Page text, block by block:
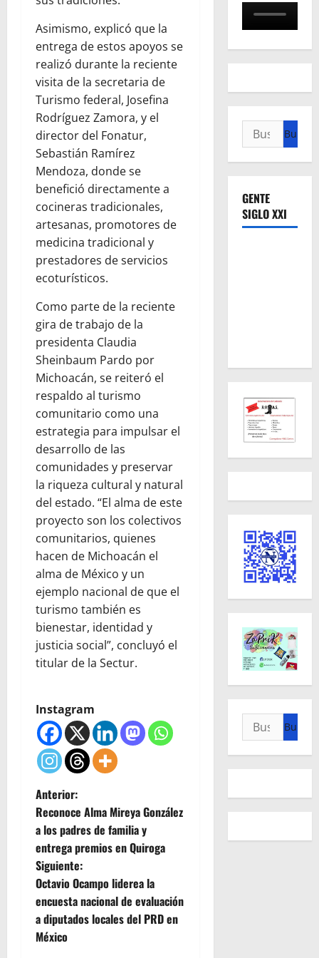
Asimismo, explicó que la
entrega de estos apoyos se
realizó durante la reciente
visita de la secretaria de
Turismo federal, Josefina
Rodríguez Zamora, y el
director del Fonatur,
Sebastián Ramírez
Mendoza, donde se
benefició directamente a
cocineras tradicionales,
artesanas, promotores de
medicina tradicional y
prestadores de servicios
ecoturísticos.
Como parte de la reciente
gira de trabajo de la
presidenta Claudia
Sheinbaum Pardo por
Michoacán, se reiteró el
respaldo al turismo
comunitario como una
estrategia para impulsar el
desarrollo de las
comunidades y preservar
la riqueza cultural y natural
del estado. “El alma de este
proyecto son los colectivos
comunitarios, quienes
hacen de Michoacán el
alma de México y un
ejemplo nacional de que el
turismo también es
bienestar, identidad y
justicia social”, concluyó el
titular de la Sectur.
Instagram
N
a
v
e
g
a
Anterior:
Reconoce Alma Mireya González
a los padres de familia y
entrega premios en Quiroga
Siguiente:
Octavio Ocampo liderea la
encuesta nacional de evaluación
a diputados locales del PRD en
México
Buscar:
GENTE
SIGLO XXI
Buscar: